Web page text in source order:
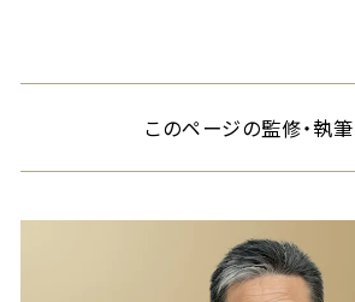
このページの監修・執